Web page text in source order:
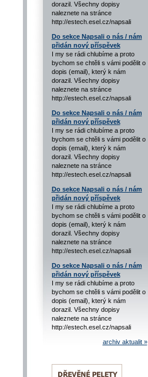
dorazil. Všechny dopisy
naleznete na stránce
http://estech.esel.cz/napsali
Do sekce Napsali o nás / nám
přidán nový příspěvek
I my se rádi chlubíme a proto
bychom se chtěli s vámi podělit o
dopis (email), který k nám
dorazil. Všechny dopisy
naleznete na stránce
http://estech.esel.cz/napsali
Do sekce Napsali o nás / nám
přidán nový příspěvek
I my se rádi chlubíme a proto
bychom se chtěli s vámi podělit o
dopis (email), který k nám
dorazil. Všechny dopisy
naleznete na stránce
http://estech.esel.cz/napsali
Do sekce Napsali o nás / nám
přidán nový příspěvek
I my se rádi chlubíme a proto
bychom se chtěli s vámi podělit o
dopis (email), který k nám
dorazil. Všechny dopisy
naleznete na stránce
http://estech.esel.cz/napsali
Do sekce Napsali o nás / nám
přidán nový příspěvek
I my se rádi chlubíme a proto
bychom se chtěli s vámi podělit o
dopis (email), který k nám
dorazil. Všechny dopisy
naleznete na stránce
http://estech.esel.cz/napsali
archiv aktualit »